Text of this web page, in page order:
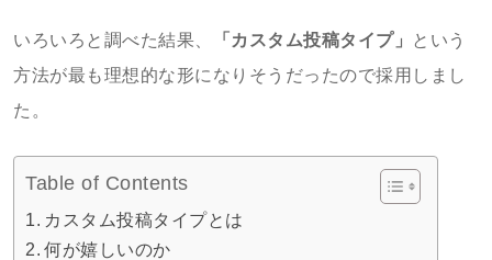
いろいろと調べた結果、 「カスタム投稿タイプ」
という
方法が最も理想的な形になりそうだったので採用しまし
た。
Table of Contents
カスタム投稿タイプとは
何が嬉しいのか